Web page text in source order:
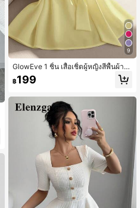
9
GlowEve 1 ชิ้น เสื้อเชิ้ตผู้หญิงสีพื้นผ้าส
วยใส่ทำงานแบบหรูหรา
฿199